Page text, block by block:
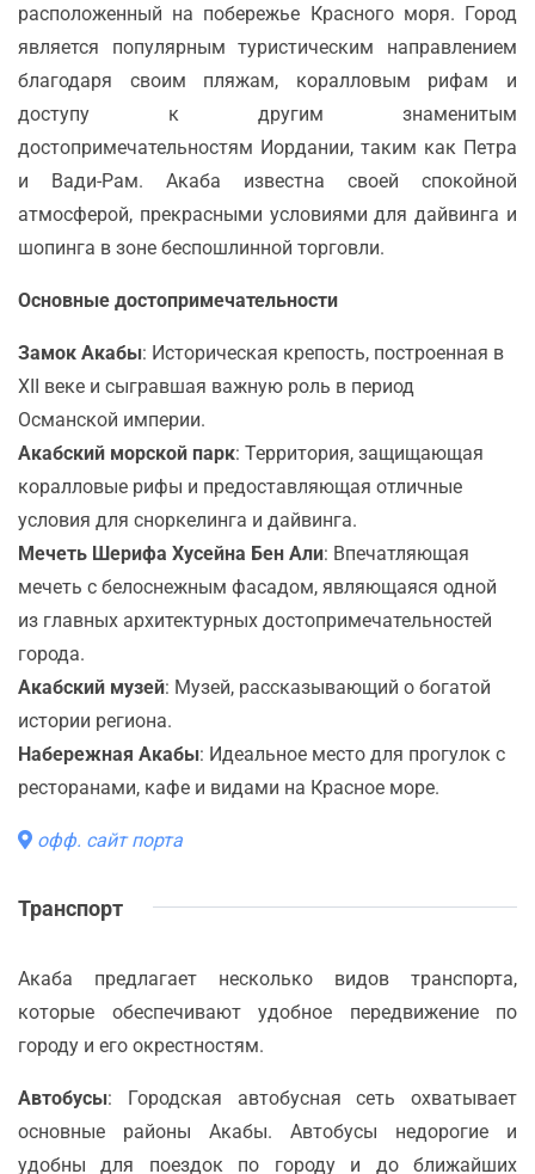
расположенный на побережье Красного моря. Город
является популярным туристическим направлением
благодаря своим пляжам, коралловым рифам и
доступу к другим знаменитым
достопримечательностям Иордании, таким как Петра
и Вади-Рам. Акаба известна своей спокойной
атмосферой, прекрасными условиями для дайвинга и
шопинга в зоне беспошлинной торговли.
Основные достопримечательности
Замок Акабы: Историческая крепость, построенная в
XII веке и сыгравшая важную роль в период
Османской империи.
Акабский морской парк: Территория, защищающая
коралловые рифы и предоставляющая отличные
условия для сноркелинга и дайвинга.
Мечеть Шерифа Хусейна Бен Али: Впечатляющая
мечеть с белоснежным фасадом, являющаяся одной
из главных архитектурных достопримечательностей
города.
Акабский музей: Музей, рассказывающий о богатой
истории региона.
Набережная Акабы: Идеальное место для прогулок с
ресторанами, кафе и видами на Красное море.
офф. сайт порта
Транспорт
Акаба предлагает несколько видов транспорта,
которые обеспечивают удобное передвижение по
городу и его окрестностям.
Автобусы: Городская автобусная сеть охватывает
основные районы Акабы. Автобусы недорогие и
удобны для поездок по городу и до ближайших